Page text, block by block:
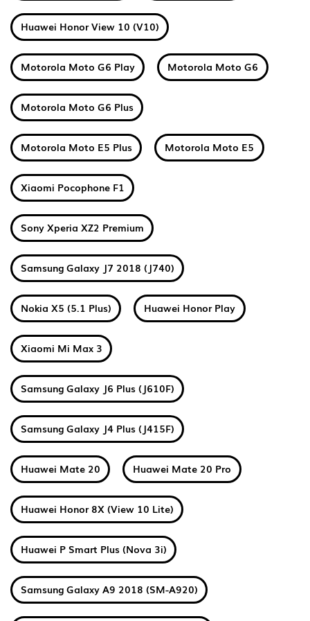
Huawei Honor View 10 (V10)
Motorola Moto G6 Play Motorola Moto G6
Motorola Moto G6 Plus
Motorola Moto E5 Plus Motorola Moto E5
Xiaomi Pocophone F1
Sony Xperia XZ2 Premium
Samsung Galaxy J7 2018 (J740)
Nokia X5 (5.1 Plus) Huawei Honor Play
Xiaomi Mi Max 3
Samsung Galaxy J6 Plus (J610F)
Samsung Galaxy J4 Plus (J415F)
Huawei Mate 20 Huawei Mate 20 Pro
Huawei Honor 8X (View 10 Lite)
Huawei P Smart Plus (Nova 3i)
Samsung Galaxy A9 2018 (SM-A920)